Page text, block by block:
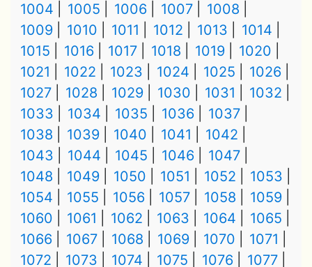
1004
1005 1006 1007
1008
1009
1010 1011 1012 1013
1014
1015
1016 1017 1018 1019
1020
1021
1022 1023 1024 1025
1026
1027
1028 1029 1030 1031
1032
1033
1034 1035 1036
1037
1038
1039 1040 1041
1042
1043
1044 1045 1046
1047
1048
1049 1050 1051 1052
1053
1054
1055 1056 1057 1058
1059
1060
1061 1062 1063 1064
1065
1066
1067 1068 1069 1070
1071
1072
1073 1074 1075 1076 1077